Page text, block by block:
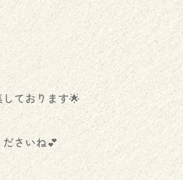
ております🌟
さいね💕